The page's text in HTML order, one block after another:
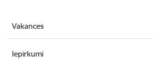
Vakances
Iepirkumi